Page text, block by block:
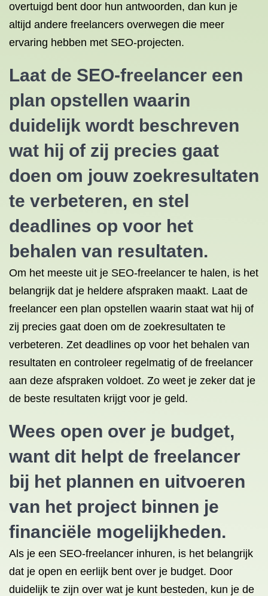
overtuigd bent door hun antwoorden, dan kun je
altijd andere freelancers overwegen die meer
ervaring hebben met SEO-projecten.
Laat de SEO-freelancer een
plan opstellen waarin
duidelijk wordt beschreven
wat hij of zij precies gaat
doen om jouw zoekresultaten
te verbeteren, en stel
deadlines op voor het
behalen van resultaten.
Om het meeste uit je SEO-freelancer te halen, is het
belangrijk dat je heldere afspraken maakt. Laat de
freelancer een plan opstellen waarin staat wat hij of
zij precies gaat doen om de zoekresultaten te
verbeteren. Zet deadlines op voor het behalen van
resultaten en controleer regelmatig of de freelancer
aan deze afspraken voldoet. Zo weet je zeker dat je
de beste resultaten krijgt voor je geld.
Wees open over je budget,
want dit helpt de freelancer
bij het plannen en uitvoeren
van het project binnen je
financiële mogelijkheden.
Als je een SEO-freelancer inhuren, is het belangrijk
dat je open en eerlijk bent over je budget. Door
duidelijk te zijn over wat je kunt besteden, kun je de